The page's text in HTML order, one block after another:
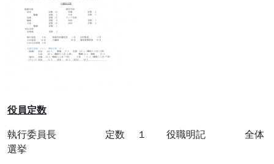
役員定数
執行委員長 定数 １ 役職明記 全体
選挙